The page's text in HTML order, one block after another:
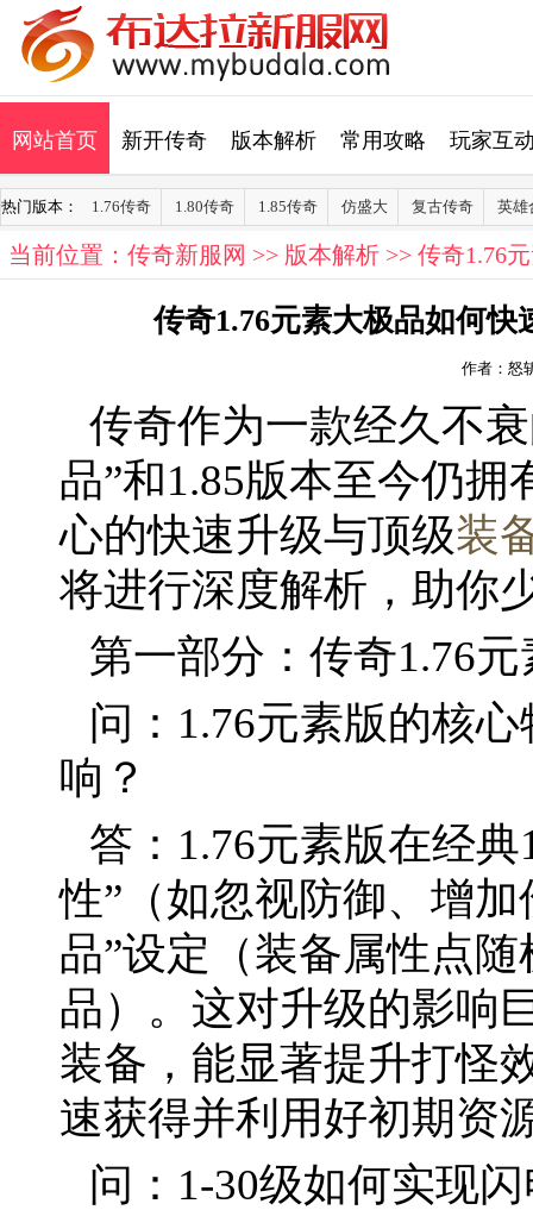
网站首页 新开传奇 版本解析 常用攻略 玩家互
热门版本： 1.76传奇 1.80传奇 1.85传奇 仿盛大 复古传奇 英雄
当前位置： 传奇新服网 >> 版本解析 >> 传奇1.76
传奇1.76元素大极品如何
作者：怒
传奇作为一款经久不
品”和1.85版本至今仍
心的快速升级与顶级装
将进行深度解析，助你
第一部分：传奇1.76
问：1.76元素版的核
响？
答：1.76元素版在经
性”（如忽视防御、增
品”设定（装备属性点
品）。这对升级的影响
装备，能显著提升打怪
速获得并利用好初期资
问：1-30级如何实现